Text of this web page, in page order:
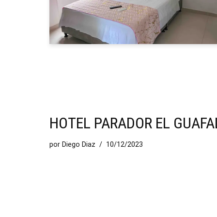
HOTEL PARADOR EL
por Diego Diaz 10/12/2023